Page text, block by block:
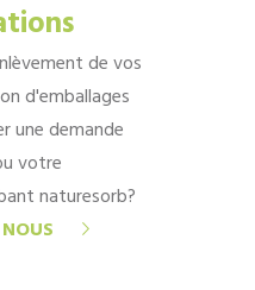
de vos
d'emballages
une demande
votre
naturesorb?